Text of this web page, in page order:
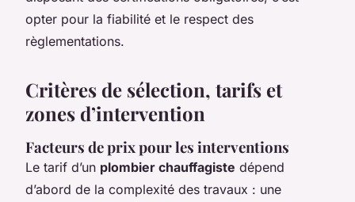
opter pour la fiabilité et le respect des
règlementations.
Critères de sélection, tarifs et
zones d’intervention
Facteurs de prix pour les interventions
Le tarif d’un plombier chauffagiste dépend
d’abord de la complexité des travaux : une